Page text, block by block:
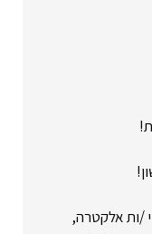
/ות אלקטרה,